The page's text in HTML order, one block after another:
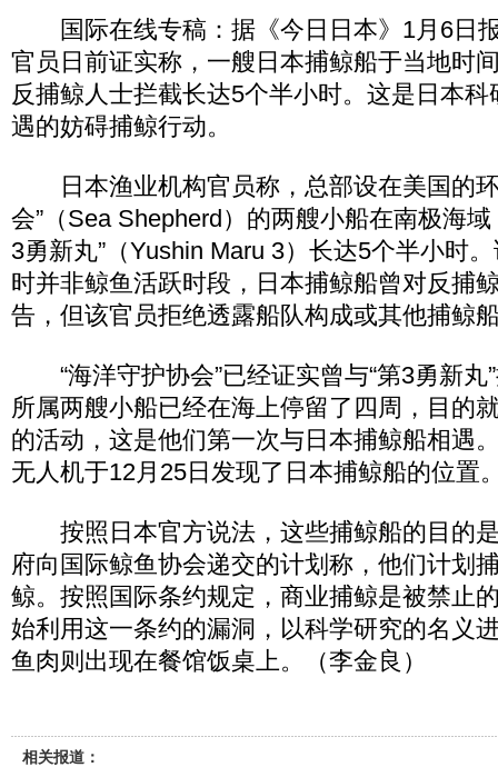
国际在线专稿：据《今日日本》1月6日
官员日前证实称，一艘日本捕鲸船于当地时
反捕鲸人士拦截长达5个半小时。这是日本
遇的妨碍捕鲸行动。
日本渔业机构官员称，总部设在美国的环
会”（Sea Shepherd）的两艘小船在南极海
3勇新丸”（Yushin Maru 3）长达5个半小时
时并非鲸鱼活跃时段，日本捕鲸船曾对反捕
告，但该官员拒绝透露船队构成或其他捕鲸
“海洋守护协会”已经证实曾与“第3勇新丸
所属两艘小船已经在海上停留了四周，目的
的活动，这是他们第一次与日本捕鲸船相遇
无人机于12月25日发现了日本捕鲸船的位置
按照日本官方说法，这些捕鲸船的目的是
府向国际鲸鱼协会递交的计划称，他们计划
鲸。按照国际条约规定，商业捕鲸是被禁止
始利用这一条约的漏洞，以科学研究的名义
鱼肉则出现在餐馆饭桌上。（李金良）
相关报道：